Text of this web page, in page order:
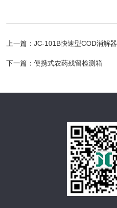
上一篇：JC-101B快速型COD消解器
下一篇：便携式农药残留检测箱